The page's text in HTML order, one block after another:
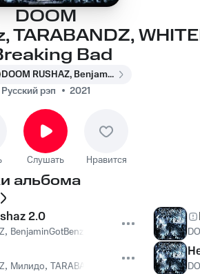
DOOM
Bad
DOOM RUSHAZ, BenjaminGotBenz, TARABANDZ, WHITENER, AQUAKEY
Русский рэп
2021
Слушать Нравится
альбома
2.0
, BenjaminGotBenz
, Милидо, TARABANDZ